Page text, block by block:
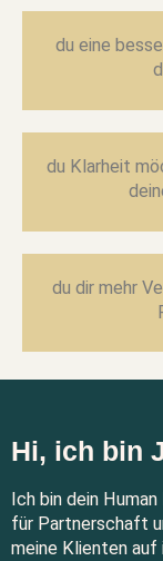
du eine
du Klarheit
du dir mehr
Hi, ich bin
Ich bin dein
für Partnerschaft
meine Klienten auf